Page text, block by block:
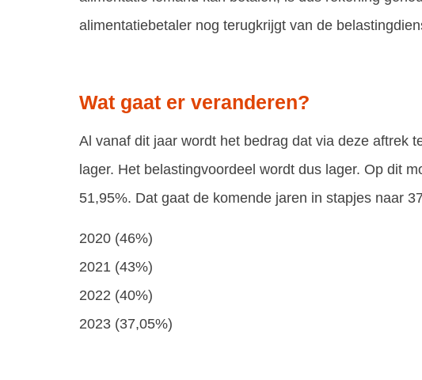
alimentatiebetaler nog terugkrijgt van de
Wat gaat er veranderen?
Al vanaf dit jaar wordt het bedrag dat via deze aftrek
lager. Het belastingvoordeel wordt dus lager. Op dit
51,95%. Dat gaat de komende jaren in stapjes naar
2020 (46%)
2021 (43%)
2022 (40%)
2023 (37,05%)